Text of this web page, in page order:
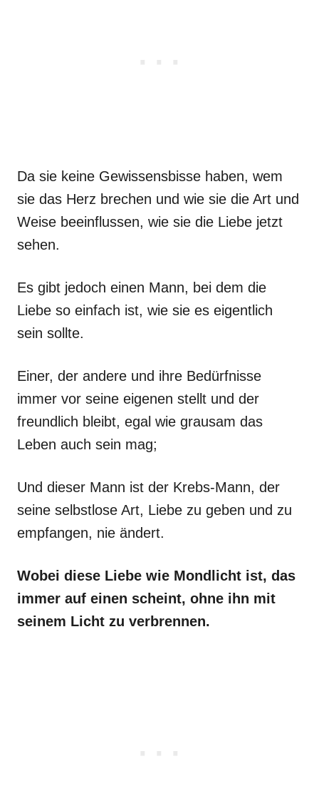
Da sie keine Gewissensbisse haben, wem
sie das Herz brechen und wie sie die Art und
Weise beeinflussen, wie sie die Liebe jetzt
sehen.
Es gibt jedoch einen Mann, bei dem die
Liebe so einfach ist, wie sie es eigentlich
sein sollte.
Einer, der andere und ihre Bedürfnisse
immer vor seine eigenen stellt und der
freundlich bleibt, egal wie grausam das
Leben auch sein mag;
Und dieser Mann ist der Krebs-Mann, der
seine selbstlose Art, Liebe zu geben und zu
empfangen, nie ändert.
Wobei diese Liebe wie Mondlicht ist, das
immer auf einen scheint, ohne ihn mit
seinem Licht zu verbrennen.